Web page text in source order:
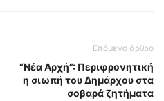
Επόμενο άρθρο
“Νέα Αρχή”: Περιφρονητική
η σιωπή του Δημάρχου στα
σοβαρά ζητήματα